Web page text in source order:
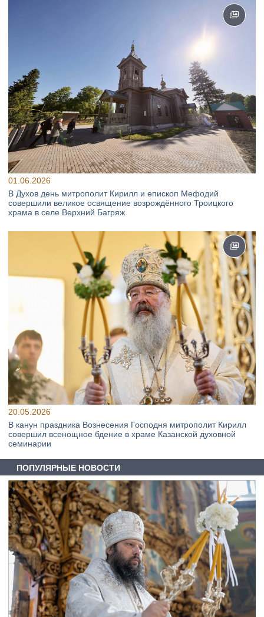
01.06.2026
В Духов день митрополит Кирилл и епископ Мефодий
совершили великое освящение возрождённого Троицкого
храма в селе Верхний Багряж
20.05.2026
В канун праздника Вознесения Господня митрополит Кирилл
совершил всенощное бдение в храме Казанской духовной
семинарии
ПОПУЛЯРНЫЕ НОВОСТИ